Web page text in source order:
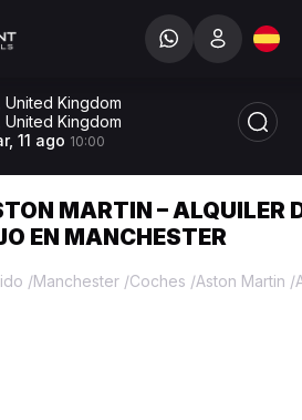
United Kingdom
United Kingdom
11 ago 10:00
MARTIN – ALQUILER
EN MANCHESTER
/Manchester /Coches /Aston Martin /